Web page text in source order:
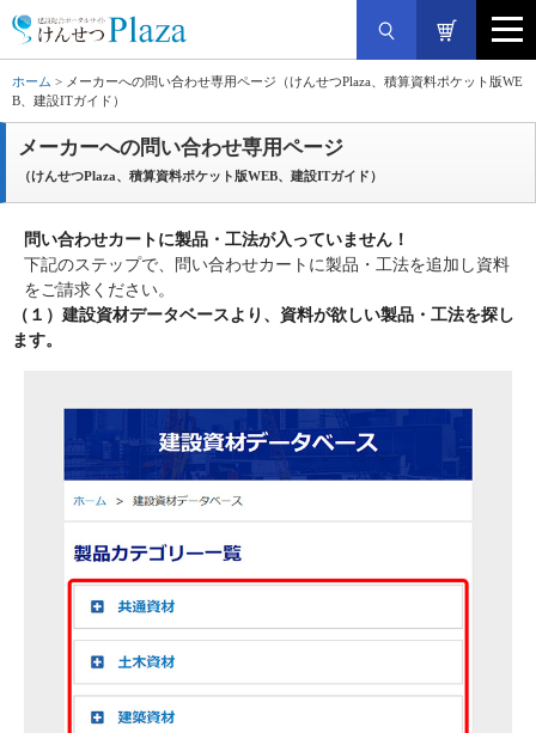
ホーム > メーカーへの問い合わせ専用ページ（けんせつPlaza、積算資料ポケット版WE
B、建設ITガイド）
メーカーへの問い合わせ専用ページ
（けんせつPlaza、積算資料ポケット版WEB、建設ITガイド）
問い合わせカートに製品・工法が入っていません！
下記のステップで、問い合わせカートに製品・工法を追加し資料
をご請求ください。
（１） 建設資材データベースより、資料が欲しい製品・工法を探し
ます。